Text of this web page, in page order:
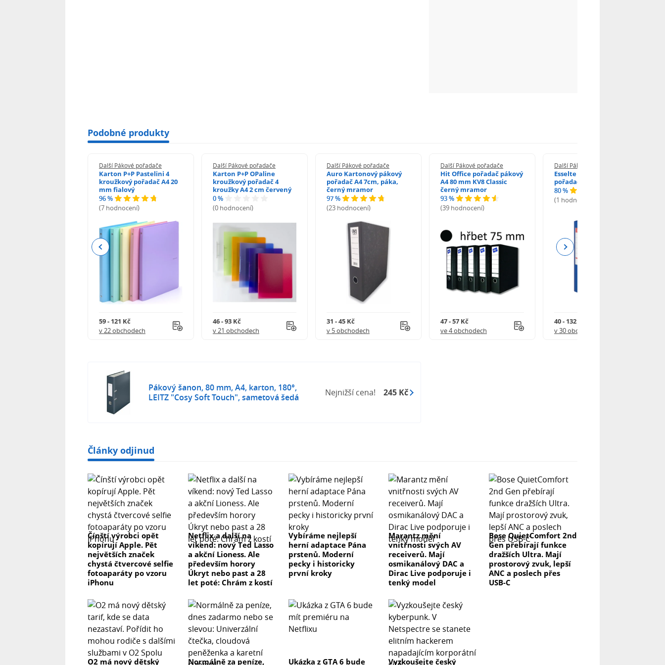
Podobné produkty
Další Pákové pořadače
Karton P+P Pastelini 4
kroužkový pořadač A4 20
mm fialový
96 %
(7 hodnocení)
59 - 121 Kč
v 22 obchodech
Další Pákové pořadače
Karton P+P OPaline
kroužkový pořadač 4
kroužky A4 2 cm červený
0 %
(0 hodnocení)
46 - 93 Kč
v 21 obchodech
Další Pákové pořadače
Auro Kartonový pákový
pořadač A4 7cm, páka,
černý mramor
97 %
(23 hodnocení)
31 - 45 Kč
v 5 obchodech
Další Pákové pořadače
Hit Office pořadač pákový
A4 80 mm KV8 Classic
černý mramor
93 %
(39 hodnocení)
47 - 57 Kč
ve 4 obchodech
Další Pákové pořadače
Esselte Economy pákový
pořadač A4 7,5 cm modrý
80 %
(1 hodnocení)
40 - 132 Kč
v 30 obchodech
Previous Next
Pákový šanon, 80 mm, A4, karton, 180°,
LEITZ "Cosy Soft Touch", sametová šedá
Nejnižší cena! 245 Kč
Články odjinud
Čínští výrobci opět
kopírují Apple. Pět
největších značek
chystá čtvercové selfie
fotoaparáty po vzoru
iPhonu
Netflix a další na
víkend: nový Ted Lasso
a akční Lioness. Ale
především horory
Úkryt nebo past a 28
let poté: Chrám z kostí
Vybíráme nejlepší
herní adaptace Pána
prstenů. Moderní
pecky i historicky
první kroky
Marantz mění
vnitřnosti svých AV
receiverů. Mají
osmikanálový DAC a
Dirac Live podporuje i
tenký model
Bose QuietComfort 2nd
Gen přebírají funkce
dražších Ultra. Mají
prostorový zvuk, lepší
ANC a poslech přes
USB-C
O2 má nový dětský Normálně za peníze, Ukázka z GTA 6 bude Vyzkoušejte český